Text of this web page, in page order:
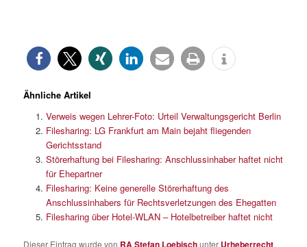
Ähnliche Artikel
Verweis wegen Lehrer-Foto: Urteil Verwaltungsgericht Berlin
Filesharing: LG Frankfurt am Main bejaht fliegenden
Gerichtsstand
Störerhaftung bei Filesharing: Anschlussinhaber haftet nicht
für Ehepartner
Filesharing: Keine generelle Störerhaftung des
Anschlussinhabers für Rechtsverletzungen des Ehegatten
Filesharing über Hotel-WLAN – Hotelbetreiber haftet nicht
Dieser Eintrag wurde von RA Stefan Loebischunter Urheberrecht